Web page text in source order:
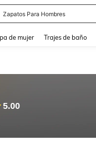
Zapatos Para Hombres
de mujer Trajes de baño
5.00